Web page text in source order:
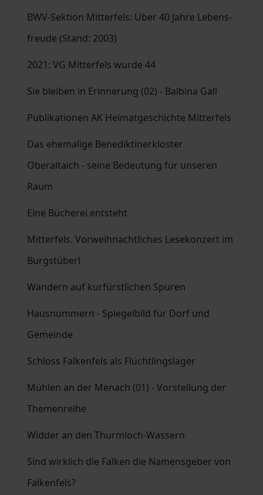
BWV-Sektion Mitterfels: Über 40 Jahre Lebens-
freude (Stand: 2003)
2021: VG Mitterfels wurde 44
Sie bleiben in Erinnerung (02) - Balbina Gall
Publikationen AK Heimatgeschichte Mitterfels
Das ehemalige Benediktinerkloster
Oberaltaich - seine Bedeutung für unseren
Raum
Eine Bücherei entsteht
Mitterfels. Vorweihnachtliches Lesekonzert im
Burgstüberl
Wandern auf kurfürstlichen Spuren
Hausnummern - Spiegelbild für Dorf und
Gemeinde
Schloss Falkenfels als Flüchtlingslager
Mühlen an der Menach (01) - Vorstellung der
Themenreihe
Widder an den Thurmloch-Wassern
Sind wirklich die Falken die Namensgeber von
Falkenfels?